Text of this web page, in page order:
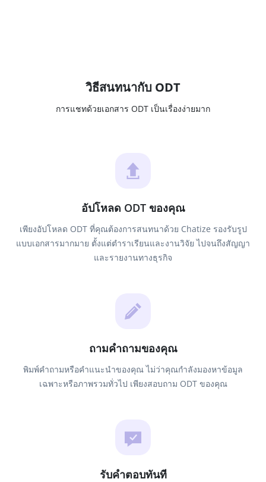
วิธีสนทนากับ ODT
การแชทด้วยเอกสาร ODT เป็นเรื่องง่ายมาก
อัปโหลด ODT ของคุณ
เพียงอัปโหลด ODT ที่คุณต้องการสนทนาด้วย Chatize รองรับรูป
แบบเอกสารมากมาย ตั้งแต่ตำราเรียนและงานวิจัย ไปจนถึงสัญญา
และรายงานทางธุรกิจ
ถามคำถามของคุณ
พิมพ์คำถามหรือคำแนะนำของคุณ ไม่ว่าคุณกำลังมองหาข้อมูล
เฉพาะหรือภาพรวมทั่วไป เพียงสอบถาม ODT ของคุณ
รับคำตอบทันที